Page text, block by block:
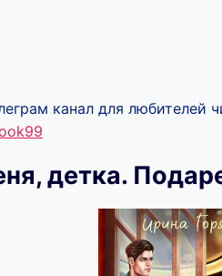
канал для любителей
детка.